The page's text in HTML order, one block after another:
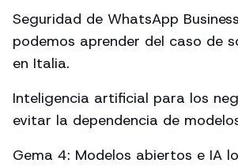
Seguridad de WhatsApp
podemos aprender del caso de
en Italia.
Inteligencia artificial para los
evitar la dependencia de
Gema 4: Modelos abiertos e IA